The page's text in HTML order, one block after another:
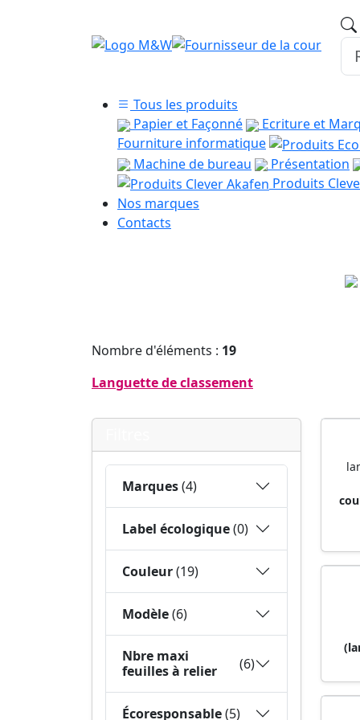
Tous les produits
Papier et Façonné
Ecriture et
Fourniture informatique
Machine de bureau
Présentation
Produits
Nos marques
Contacts
Nombre d'éléments : 19
Languette de classement
Marques(4)
Label écologique(0)
Couleur(19)
Modèle(6)
Nbre maxi
feuilles à relier
(6)
Écoresponsable(5)